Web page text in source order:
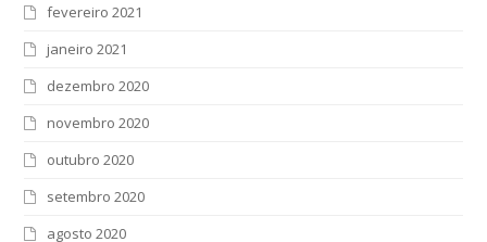
fevereiro 2021
janeiro 2021
dezembro 2020
novembro 2020
outubro 2020
setembro 2020
agosto 2020